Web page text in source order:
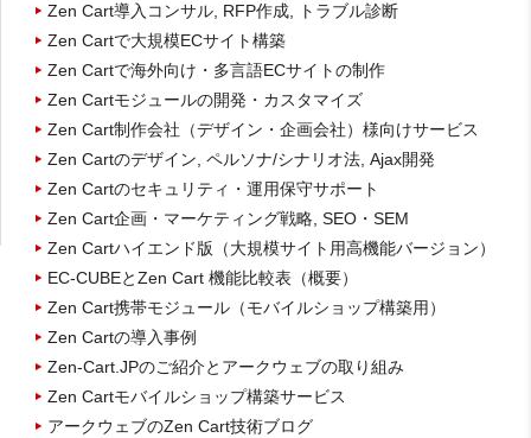
Zen Cart導入コンサル, RFP作成, トラブル診断
Zen Cartで大規模ECサイト構築
Zen Cartで海外向け・多言語ECサイトの制作
Zen Cartモジュールの開発・カスタマイズ
Zen Cart制作会社（デザイン・企画会社）様向けサービス
Zen Cartのデザイン, ペルソナ/シナリオ法, Ajax開発
Zen Cartのセキュリティ・運用保守サポート
Zen Cart企画・マーケティング戦略, SEO・SEM
Zen Cartハイエンド版（大規模サイト用高機能バージョン）
EC-CUBEとZen Cart 機能比較表（概要）
Zen Cart携帯モジュール（モバイルショップ構築用）
Zen Cartの導入事例
Zen-Cart.JPのご紹介とアークウェブの取り組み
Zen Cartモバイルショップ構築サービス
アークウェブのZen Cart技術ブログ